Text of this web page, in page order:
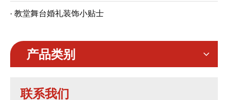
教堂舞台婚礼装饰小贴士
产品类别
联系我们